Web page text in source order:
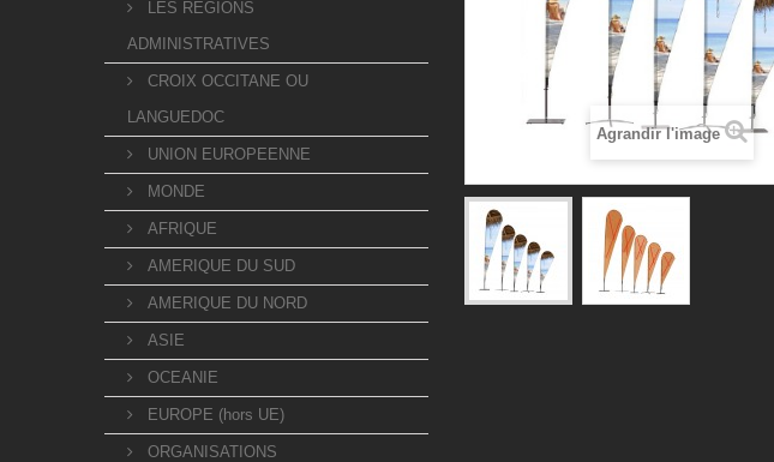
LES REGIONS
ADMINISTRATIVES
CROIX OCCITANE OU
LANGUEDOC
UNION EUROPEENNE
MONDE
AFRIQUE
AMERIQUE DU SUD
AMERIQUE DU NORD
ASIE
OCEANIE
EUROPE (hors UE)
ORGANISATIONS
Agrandir l'image